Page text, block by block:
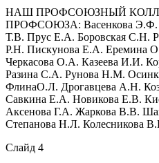
НАШ ПРОФСОЮЗНЫЙ
ПРОФСОЮЗА: Васенкова Э.Ф.
Т.В. Прус Е.А. Боровская С.Н.
Р.Н. Пискунова Е.А. Еремина
Черкасова О.А. Казеева И.И.
Разина С.А. Рунова Н.М.
ФлинаО.Л. Дрогавцева А.Н.
Савкина Е.А. Новикова Е.В.
Аксенова Г.А. Жаркова В.В.
Степанова Н.Л. Колесникова
Слайд 4